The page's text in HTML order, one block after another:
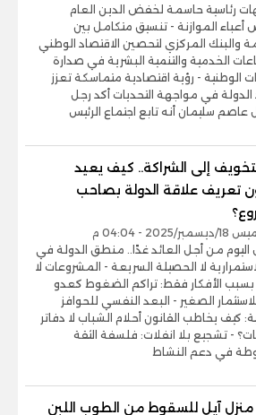
رئاسية حاسمة لخفض الدين العام
أعباء الموازنة - تنسيق متكامل بين
والبنك المركزي لتحصين الاقتصاد الوطني
الخدمية والتنمية البشرية في صدارة
الوطنية - رؤية اقتصادية متماسكة تعزز
في مواجهة التحديات أكد رجل
عاصم سليمان أنه تابع اجتماع الرئيس
إلى الشراكة.. كيف يعيد
تعريف علاقة الدولة بصاحب
2025 - 04:04 م
اليوم من أجل العائد غدًا.. منطق الدولة في
لا الحصيلة السريعة - المشروعات لا
الأفكار فقط: تراكم الضغوط كعدو
الصغير - البعد النفسي للحوافز
كيف يخاطب القانون أحلام الشباب لا دفاتر
- تشجيع بلا انفلات: فلسفة الثقة
في دعم النشاط
منزل آيل للسقوط من الطوب اللبن